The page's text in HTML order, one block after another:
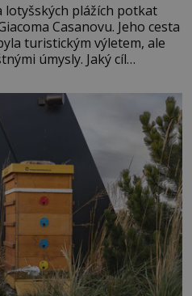
lotyšských plážích potkat
Casanovu. Jeho cesta
turistickým výletem, ale
úmysly. Jaký cíl
kontaktoval tamní
oblasti žádným nováčkem,